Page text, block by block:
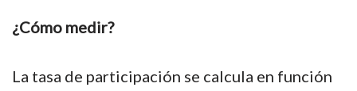
¿Cómo medir?
La tasa de participación se calcula en función